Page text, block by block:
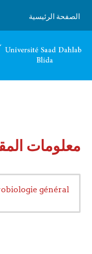
الصفحة الرئيسية
معلومات
général